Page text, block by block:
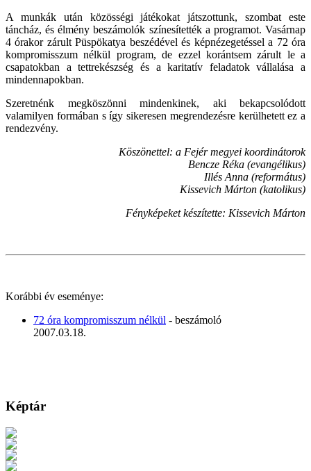
A munkák után közösségi játékokat játszottunk, szombat este
táncház, és élmény beszámolók színesítették a programot. Vasárnap
4 órakor zárult Püspökatya beszédével és képnézegetéssel a 72 óra
kompromisszum nélkül program, de ezzel korántsem zárult le a
csapatokban a tettrekészség és a karitatív feladatok vállalása a
mindennapokban.
Szeretnénk megköszönni mindenkinek, aki bekapcsolódott
valamilyen formában s így sikeresen megrendezésre kerülhetett ez a
rendezvény.
Köszönettel: a Fejér megyei koordinátorok
Bencze Réka (evangélikus)
Illés Anna (református)
Kissevich Márton (katolikus)
Fényképeket készítette: Kissevich Márton
Korábbi év eseménye:
72 óra kompromisszum nélkül - beszámoló
2007.03.18.
Képtár